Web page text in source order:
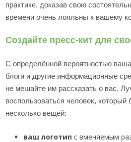
практике, доказав свою
времени очень лояльны к вашему
Создайте пресс-кит для
С определённой вероятностью
блоги и другие информационные
не мешайте им рассказать о вас.
воспользоваться человек,
несколько вещей:
ваш логотип с вменяемым